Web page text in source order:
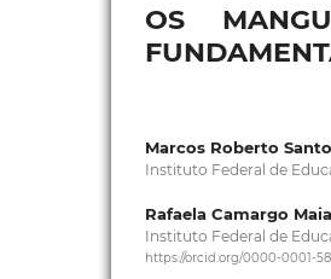
OS
Marcos Roberto
Instituto Federal de
Rafaela Camargo Maia
Instituto Federal de
https://orcid.org/0000-0001-